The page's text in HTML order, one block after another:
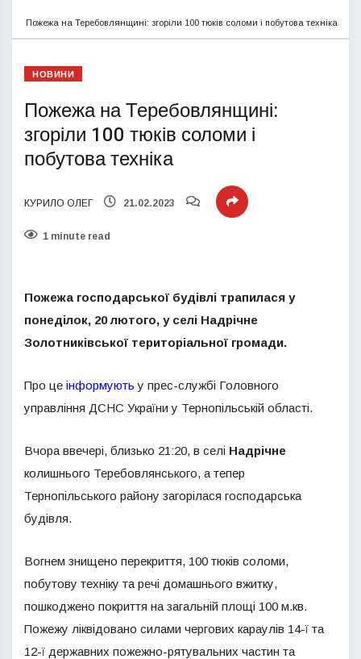
Пожежа на Теребовлянщині: згоріли 100 тюків соломи і побутова техніка
НОВИНИ
Пожежа на Теребовлянщині:
згоріли 100 тюків соломи і
побутова техніка
КУРИЛО ОЛЕГ 21.02.2023
1 minute read
Пожежа господарської будівлі трапилася у
понеділок, 20 лютого, у селі Надрічне
Золотниківської територіальної громади.
Про це інформують у прес-службі Головного
управління ДСНС України у Тернопільській області.
Вчора ввечері, близько 21:20, в селі Надрічне
колишнього Теребовлянського, а тепер
Тернопільського району загорілася господарська
будівля.
Вогнем знищено перекриття, 100 тюків соломи,
побутову техніку та речі домашнього вжитку,
пошкоджено покриття на загальній площі 100 м.кв.
Пожежу ліквідовано силами чергових караулів 14-ї та
12-ї державних пожежно-рятувальних частин та